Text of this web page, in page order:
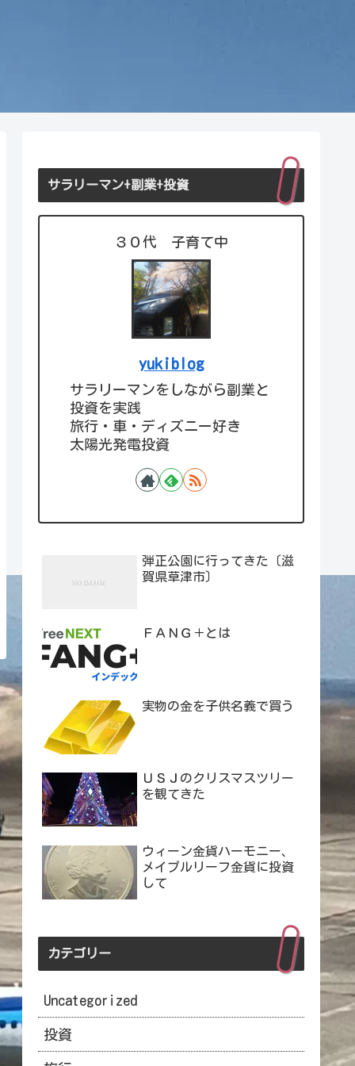
サラリーマン+副業+投資
３０代 子育て中
yukiblog
サラリーマンをしながら副業と
投資を実践
旅行・車・ディズニー好き
太陽光発電投資
弾正公園に行ってきた〔滋
賀県草津市〕
ＦＡＮＧ＋とは
実物の金を子供名義で買う
ＵＳＪのクリスマスツリー
を観てきた
ウィーン金貨ハーモニー、
メイプルリーフ金貨に投資
して
カテゴリー
Uncategorized
投資